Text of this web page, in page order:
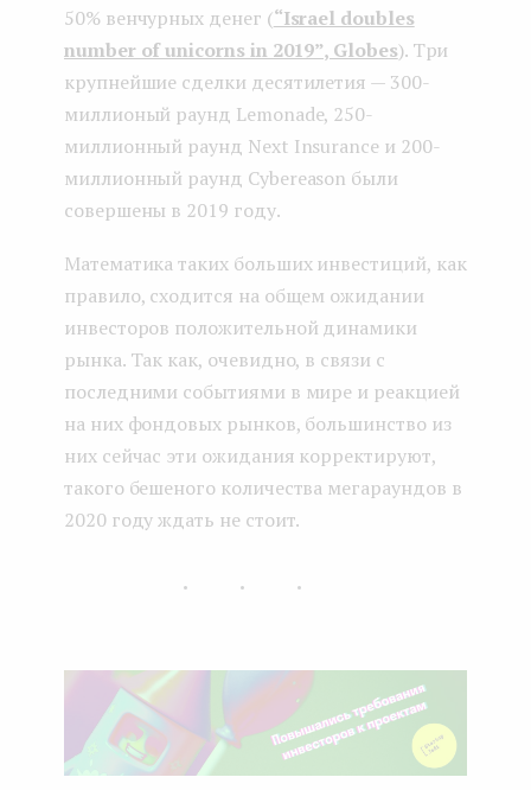
50% венчурных денег (“Israel doubles
number of unicorns in 2019”, Globes). Три
крупнейшие сделки десятилетия — 300-
миллионый раунд Lemonade, 250-
миллионный раунд Next Insurance и 200-
миллионный раунд Cybereason были
совершены в 2019 году.
Математика таких больших инвестиций, как
правило, сходится на общем ожидании
инвесторов положительной динамики
рынка. Так как, очевидно, в связи с
последними событиями в мире и реакцией
на них фондовых рынков, большинство из
них сейчас эти ожидания корректируют,
такого бешеного количества мегараундов в
2020 году ждать не стоит.
...